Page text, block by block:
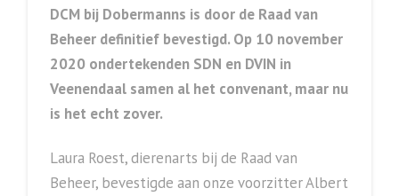
DCM bij Dobermanns is door de Raad van
Beheer definitief bevestigd. Op 10 november
2020 ondertekenden SDN en DVIN in
Veenendaal samen al het convenant, maar nu
is het echt zover.
Laura Roest, dierenarts bij de Raad van
Beheer, bevestigde aan onze voorzitter Albert